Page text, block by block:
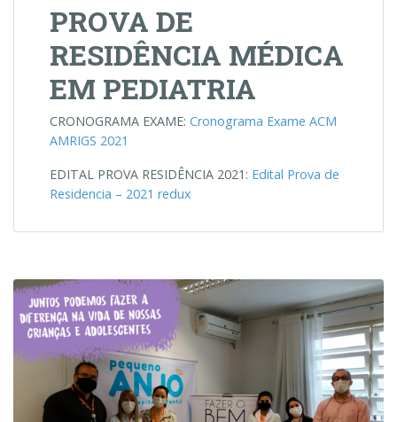
PROVA DE
RESIDÊNCIA MÉDICA
EM PEDIATRIA
CRONOGRAMA EXAME: Cronograma Exame ACM
AMRIGS 2021
EDITAL PROVA RESIDÊNCIA 2021: Edital Prova de
Residencia – 2021 redux